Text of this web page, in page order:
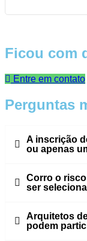
Ficou com
Entre em contato
Perguntas
A inscrição
ou apenas
Corro o
ser
Arquitetos
podem